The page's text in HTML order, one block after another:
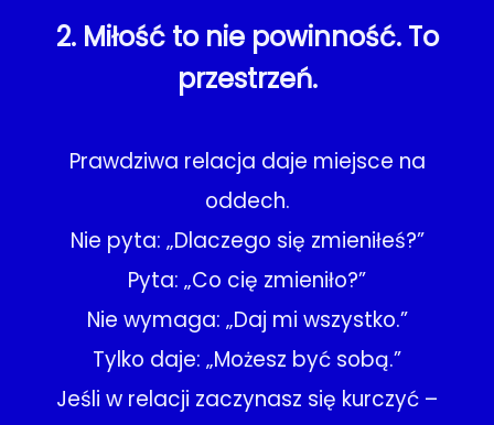
2. Miłość to nie powinność. To
przestrzeń.
Prawdziwa relacja daje miejsce na
oddech.
Nie pyta: „Dlaczego się zmieniłeś?”
Pyta: „Co cię zmieniło?”
Nie wymaga: „Daj mi wszystko.”
Tylko daje: „Możesz być sobą.”
Jeśli w relacji zaczynasz się kurczyć –